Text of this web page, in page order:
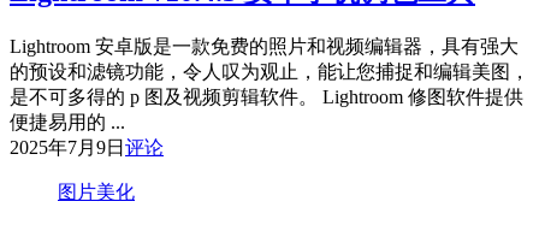
Lightroom 安卓版是一款免费的照片和视频编辑器，具有强大
的预设和滤镜功能，令人叹为观止，能让您捕捉和编辑美图，
是不可多得的 p 图及视频剪辑软件。 Lightroom 修图软件提供
便捷易用的 ...
2025年7月9日 评论
图片美化